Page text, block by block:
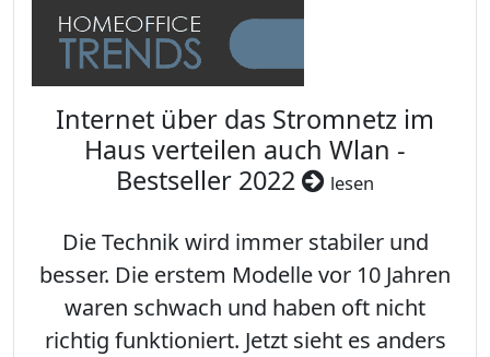
Internet über das Stromnetz im
Haus verteilen auch Wlan -
Bestseller 2022
lesen
Die Technik wird immer stabiler und
besser. Die erstem Modelle vor 10 Jahren
waren schwach und haben oft nicht
richtig funktioniert. Jetzt sieht es anders